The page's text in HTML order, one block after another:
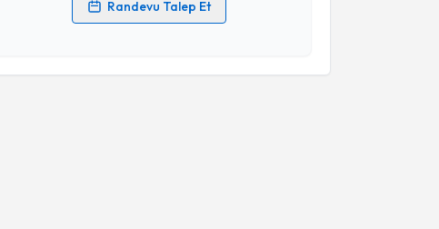
Randevu Talep Et
Kişisel verilerimin işlenmesine ilişkinAydınlatma Metni